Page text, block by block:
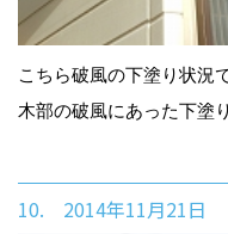
こちら破風の下塗り状況
木部の破風にあった下塗
10. 2014年11月21日